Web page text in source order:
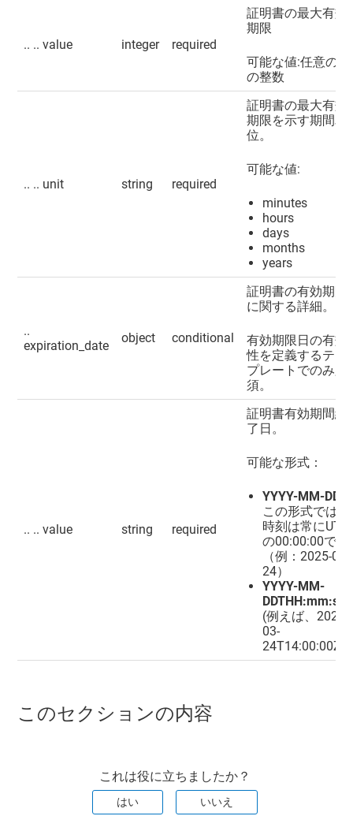
.. .. value integer required
証明書の最大有効
期限
可能な値:任意の正
の整数
.. .. unit string required
証明書の最大有効
期限を示す期間単
位。
可能な値:
minutes
hours
days
months
years
..
expiration_date
object conditional
証明書の有効期限
に関する詳細。
有効期限日の有効
性を定義するテン
プレートでのみ必
須。
.. .. value string required
証明書有効期間終
了日。
可能な形式：
YYYY-MM-DD:
この形式では、
時刻は常にUTC
の00:00:00です
（例：2025-03-
24）
YYYY-MM-
DDTHH:mm:ssZ
(例えば、2025-
03-
24T14:00:00Z)
このセクションの内容
これは役に立ちましたか？
はい いいえ